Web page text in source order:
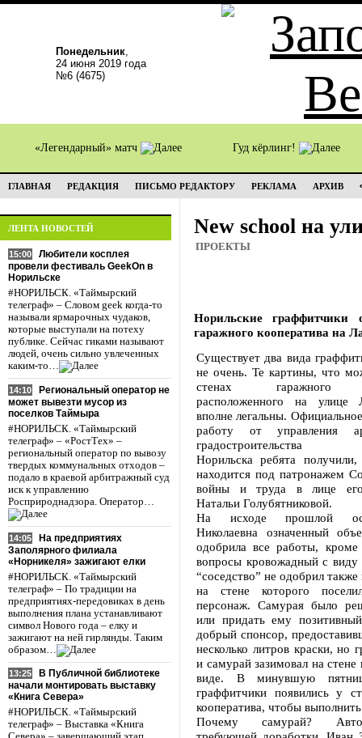
Понедельник,
24 июня 2019 года
№6 (4675)
«Легендарный» матч Гуд кёрлинг!
ГЛАВНАЯ РЕДАКЦИЯ ПИСЬМО РЕДАКТОРУ РЕКЛАМА АРХИВ
ЛЕНТА НОВОСТЕЙ
15:00
Любители косплея
провели фестиваль GeekOn в
Норильске
#НОРИЛЬСК. «Таймырский
телеграф» – Словом geek когда-то
называли ярмарочных чудаков,
которые выступали на потеху
публике. Сейчас гиками называют
людей, очень сильно увлеченных
каким-то…
14:10
Региональный оператор не
может вывезти мусор из
поселков Таймыра
#НОРИЛЬСК. «Таймырский
телеграф» – «РостТех» –
региональный оператор по вывозу
твердых коммунальных отходов –
подало в краевой арбитражный суд
иск к управлению
Росприроднадзора. Оператор…
14:05
На предприятиях
Заполярного филиала
«Норникеля» зажигают елки
#НОРИЛЬСК. «Таймырский
телеграф» – По традиции на
предприятиях-передовиках в день
выполнения плана устанавливают
символ Нового года – елку и
зажигают на ней гирлянды. Таким
образом…
13:25
В Публичной библиотеке
начали монтировать выставку
«Книга Севера»
#НОРИЛЬСК. «Таймырский
телеграф» – Выставка «Книга
New school на
ПРОЕКТЫ
Норильские граффитчики
гаражного кооператива на
Существует два вида
не очень. Те картины, что
стенах гаражного
расположенного на улице
вполне легальны.
работу от управления
градостроительства
Норильска ребята
находится под патронажем
войны и труда в лице его
Натальи Голубятниковой.
На исходе прошлой
Николаевна означенный
одобрила все работы,
вопросы кровожадный с виду
“соседство” не одобрил также
на стене которого
персонаж. Самурая было
или придать ему
добрый спонсор,
несколько литров краски, но
и самурай зазимовал на стене
виде. В минувшую
граффитчики появились у
кооператива, чтобы
Почему самурай?